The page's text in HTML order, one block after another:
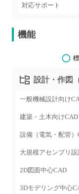
対応サポート
機能
設計・作図
一般機械設計向け
建築・土木向けCAD
設備（電気・配管）
大規模アセンブリ
2D図面中心CAD
3Dモデリング中心